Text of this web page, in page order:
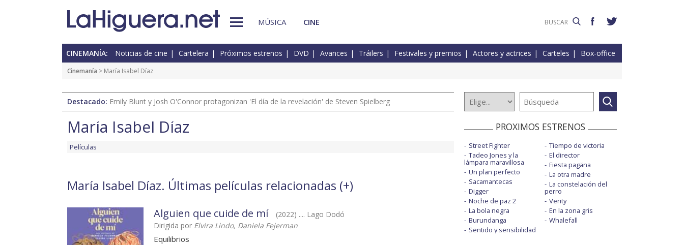
MÚSICA CINE
CINEMANÍA: Noticias de cine Cartelera Próximos estrenos DVD Avances Tráilers Festivales y premios Actores y actrices Carteles Box-office
Cinemanía > María Isabel Díaz
Destacado: Emily Blunt y Josh O'Connor protagonizan 'El día de la revelación' de Steven Spielberg
María Isabel Díaz
Películas
María Isabel Díaz. Últimas películas relacionadas (+)
Alguien que cuide de mí
(2022) .... Lago Dodó
Dirigida por Elvira Lindo, Daniela Fejerman
Equilibrios
PROXIMOS ESTRENOS
Street Fighter
Tadeo Jones y la
lámpara maravillosa
Un plan perfecto
Sacamantecas
Digger
Noche de paz 2
La bola negra
Burundanga
Sentido y sensibilidad
Tiempo de victoria
El director
Fiesta pagäna
La otra madre
La constelación del
perro
Verity
En la zona gris
Whalefall